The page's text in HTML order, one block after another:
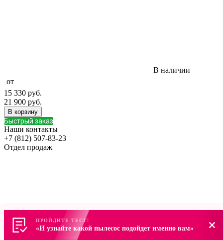
В наличии
от
15 330 руб.
21 900 руб.
В корзину
Быстрый заказ
Наши контакты
+7 (812) 507-83-23
Отдел продаж
ПРОЙДИТЕ ТЕСТ!
«И узнайте какой пылесос подойдет именно вам»
ПРОЙДИТЕ ТЕСТ!
«И узнайте какой пылесос подойдет именно вам»